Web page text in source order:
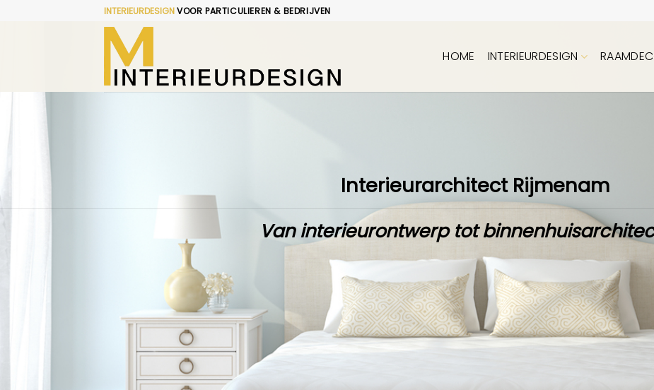
INTERIEURDESIGNVOOR PARTICULIEREN & BEDRIJVEN
HOME INTERIEURDESIGN
Interieurarchitect Rijmenam
Van interieurontwerp tot